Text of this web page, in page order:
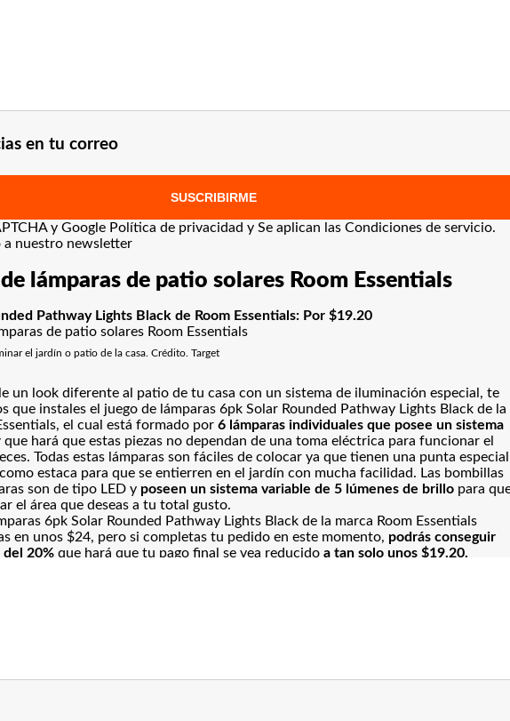
en tu correo
SUSCRIBIRME
y Google Política de privacidad y Se aplican las Condiciones de servicio.
a nuestro newsletter
lámparas de patio solares Room Essentials
Pathway Lights Black de Room Essentials: Por $19.20
el jardín o patio de la casa. Crédito. Target
un look diferente al patio de tu casa con un sistema de iluminación especial, te
que instales el juego de lámparas 6pk Solar Rounded Pathway Lights Black de la
el cual está formado por 6 lámparas individuales que posee un sistema
que hará que estas piezas no dependan de una toma eléctrica para funcionar el
Todas estas lámparas son fáciles de colocar ya que tienen una punta especial
estaca para que se entierren en el jardín con mucha facilidad. Las bombillas
son de tipo LED y poseen un sistema variable de 5 lúmenes de brillopara
el área que deseas a tu total gusto.
6pk Solar Rounded Pathway Lights Black de la marca Room Essentials
en unos $24, pero si completas tu pedido en este momento, podrás conseguir
20% que hará que tu pago final se vea reducido a tan solo unos $19.20.